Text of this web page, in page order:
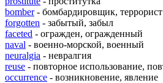
bomber- бомбардировщик, террорист
forgotten - забытый, забыл
faceted - огражден, огражденный
naval - военно-морской, военный
neuralgia - невралгия
reuse - повторное использование,
occurrence - возникновение, явление